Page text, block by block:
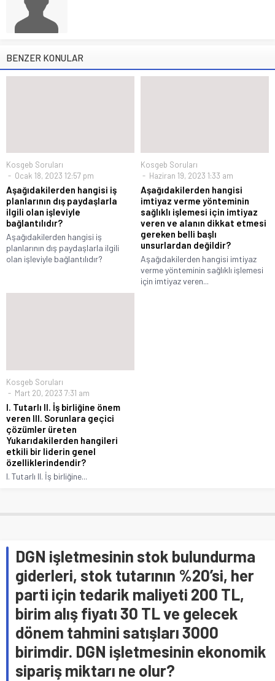
BENZER KONULAR
Kosgeb Soruları
Ocak 18, 2023 12:57 pm
Aşağıdakilerden hangisi iş
planlarının dış paydaşlarla
ilgili olan işleviyle
bağlantılıdır?
Aşağıdakilerden hangisi iş
planlarının dış paydaşlarla ilgili
olan işleviyle bağlantılıdır?
Kosgeb Soruları
Haziran 19, 2023 1:33 am
Aşağıdakilerden hangisi
imtiyaz verme yönteminin
sağlıklı işlemesi için imtiyaz
veren ve alanın dikkat etmesi
gereken belli başlı
unsurlardan değildir?
Aşağıdakilerden hangisi imtiyaz
verme yönteminin sağlıklı işlemesi
için imtiyaz veren...
Kosgeb Soruları
Mart 20, 2023 7:31 am
I. Tutarlı II. İş birliğine önem
veren III. Sorunlara geçici
çözümler üreten
Yukarıdakilerden hangileri
etkili bir liderin genel
özelliklerindendir?
I. Tutarlı II. İş birliğine...
DGN işletmesinin stok bulundurma
giderleri, stok tutarının %20’si, her
parti için tedarik maliyeti 200 TL,
birim alış fiyatı 30 TL ve gelecek
dönem tahmini satışları 3000
birimdir. DGN işletmesinin ekonomik
sipariş miktarı ne olur?